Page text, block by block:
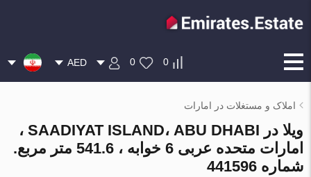
0
0
AED
املاک و مستغلات در امارات
ویلا در SAADIYAT ISLAND، ABU DHABI ،
امارات متحده عربی 6 خوابه ، 541.6 متر مربع.
شماره 441596